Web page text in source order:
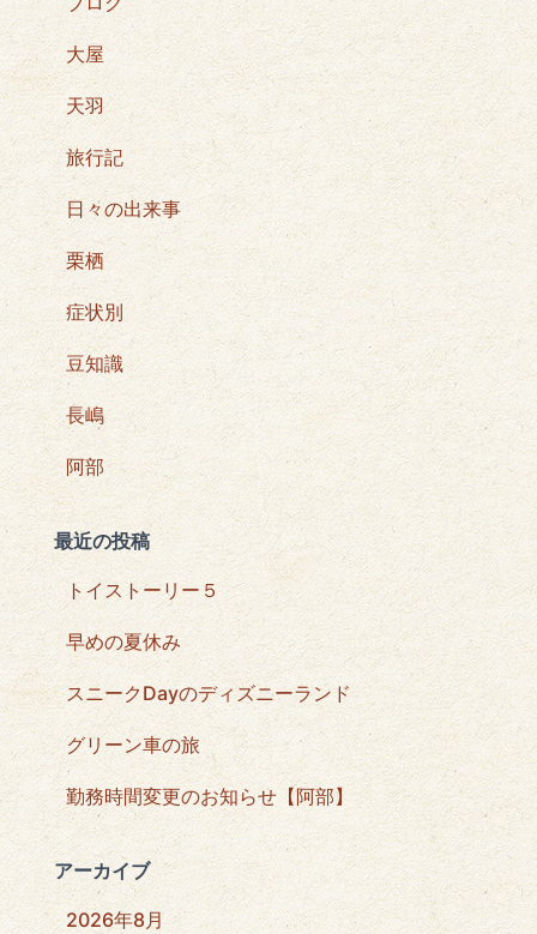
大屋
天羽
旅行記
日々の出来事
栗栖
症状別
豆知識
長嶋
阿部
最近の投稿
トイストーリー５
早めの夏休み
スニークDayのディズニーランド
グリーン車の旅
勤務時間変更のお知らせ【阿部】
アーカイブ
2026年8月